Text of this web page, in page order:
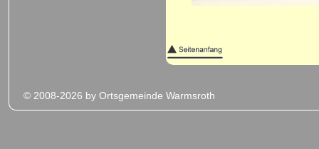
© 2008-2026 by Ortsgemeinde Warmsroth